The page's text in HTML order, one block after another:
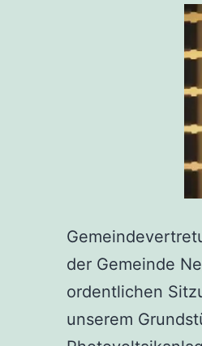
der Gemeinde
ordentlichen
unserem